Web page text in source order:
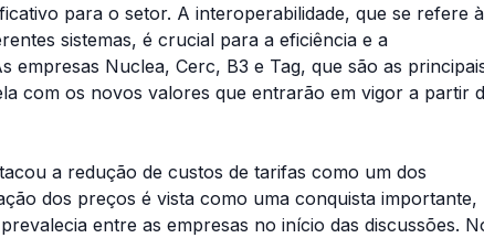
para o setor. A interoperabilidade, que se refere à
sistemas, é crucial para a eficiência e a
empresas Nuclea, Cerc, B3 e Tag, que são as
com os novos valores que entrarão em vigor a partir
a redução de custos de tarifas como um dos
dos preços é vista como uma conquista importante,
entre as empresas no início das discussões.